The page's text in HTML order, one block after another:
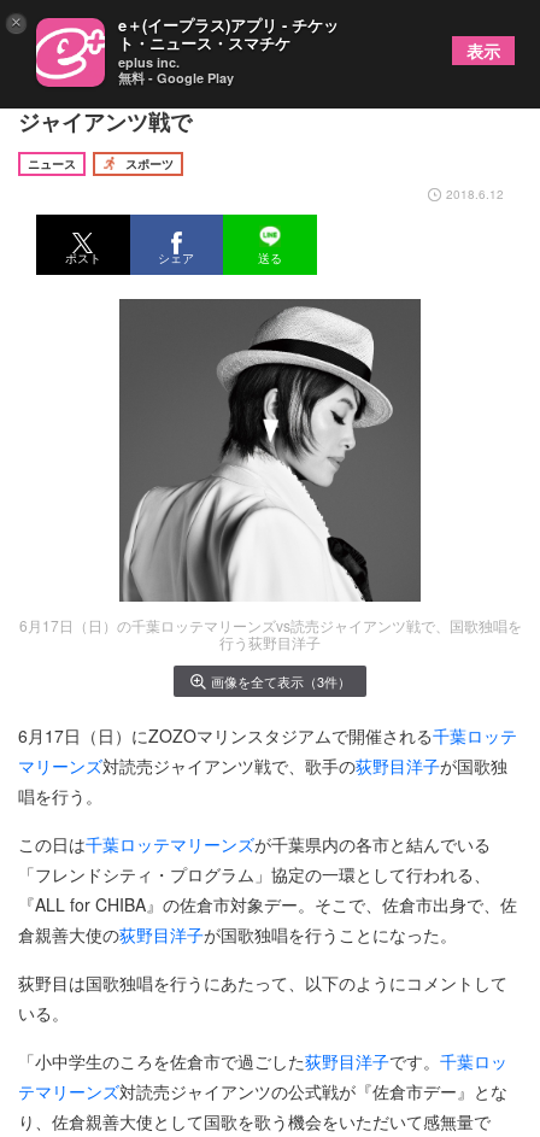
ZOZOマリンで荻野目洋子が国歌独唱！ 6月17日の
ジャイアンツ戦で
ニュース
スポーツ
2018.6.12
ポスト シェア 送る
6月17日（日）の千葉ロッテマリーンズvs読売ジャイアンツ戦で、国歌独唱を
行う荻野目洋子
画像を全て表示（3件）
6月17日（日）にZOZOマリンスタジアムで開催される千葉ロッテ
マリーンズ対読売ジャイアンツ戦で、歌手の荻野目洋子が国歌独
唱を行う。
この日は千葉ロッテマリーンズが千葉県内の各市と結んでいる
「フレンドシティ・プログラム」協定の一環として行われる、
『ALL for CHIBA』の佐倉市対象デー。そこで、佐倉市出身で、佐
倉親善大使の荻野目洋子が国歌独唱を行うことになった。
荻野目は国歌独唱を行うにあたって、以下のようにコメントして
いる。
「小中学生のころを佐倉市で過ごした荻野目洋子です。 千葉ロッ
テマリーンズ対読売ジャイアンツの公式戦が『佐倉市デー』とな
り、佐倉親善大使として国歌を歌う機会をいただいて感無量で
× e＋(イープラス)アプリ - チケッ
ト・ニュース・スマチケ
eplus inc.
無料 - Google Play
表示